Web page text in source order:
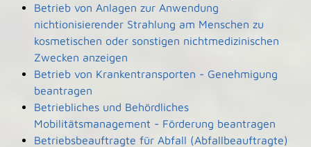
Betrieb von Anlagen zur Anwendung
nichtionisierender Strahlung am Menschen zu
kosmetischen oder sonstigen nichtmedizinischen
Zwecken anzeigen
Betrieb von Krankentransporten - Genehmigung
beantragen
Betriebliches und Behördliches
Mobilitätsmanagement - Förderung beantragen
Betriebsbeauftragte für Abfall (Abfallbeauftragte)